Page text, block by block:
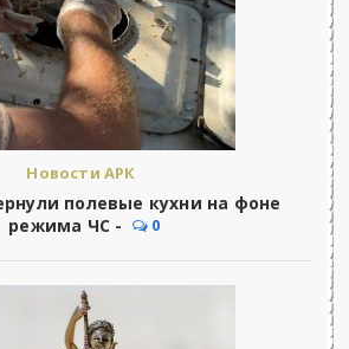
Новости АРК
полевые кухни на фоне
режима ЧС -
0